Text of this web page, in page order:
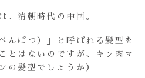
、清朝時代の中国。
んぱつ）」と呼ばれる髪型を
とはないのですが、キン肉マ
の髪型でしょうか）